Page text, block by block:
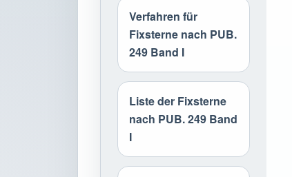
Verfahren für
Fixsterne nach PUB.
249 Band I
Liste der Fixsterne
nach PUB. 249 Band
I